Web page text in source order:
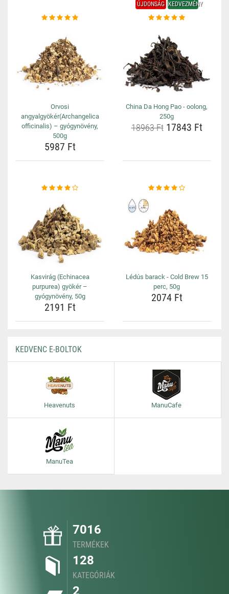
Orvosi
angyalgyökér(Archangelica
officinalis) – gyógynövény,
500g
5987 Ft
ÚJDONSÁG KEDVEZMÉNY
China Da Hong Pao - oolong,
250g
18963 Ft17843 Ft
Kasvirág (Echinacea
purpurea) gyökér –
gyógynövény, 50g
2191 Ft
Lédús barack - Cold Brew 15
perc, 50g
2074 Ft
KEDVENC E-BOLTOK
Heavenuts ManuCafe
ManuTea
7016
TERMÉKEK
128
KATEGÓRIÁK
2